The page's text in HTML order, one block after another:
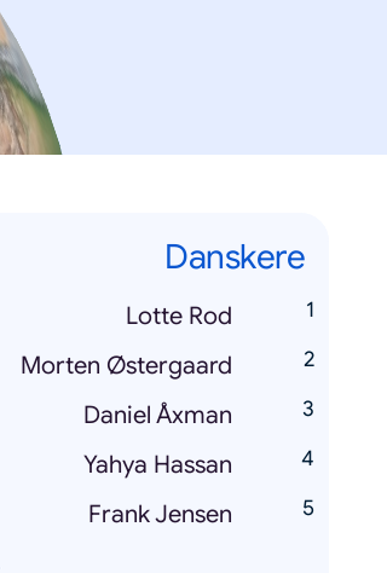
Danskere
Lotte Rod
Morten Østergaard
Daniel Åxman
Yahya Hassan
Frank Jensen